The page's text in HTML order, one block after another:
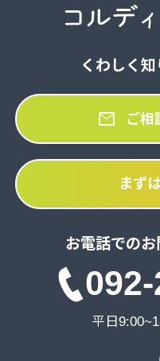
くわしく
mail ご相
まず
お電話での
平日